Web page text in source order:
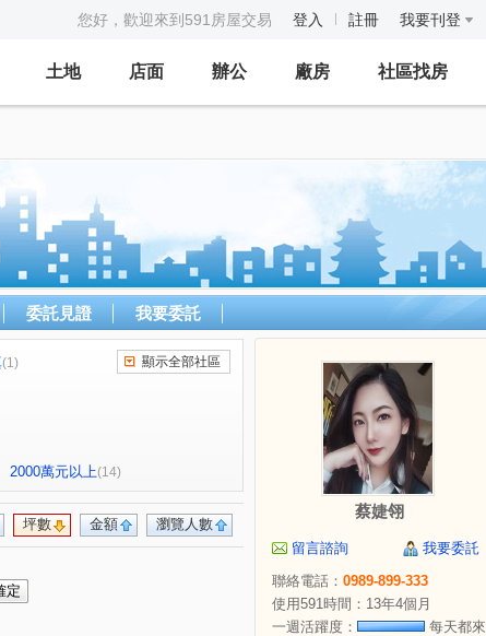
您好，歡迎來到591房屋交易 登入 註冊 我要刊登
土地 店面 辦公 廠房 社區找房
委託見證 我要委託
(1)
二街(2)
(1)
(1)
顯示全部社區
2000萬元以上(14)
瀏覽人數
金額
坪數
蔡婕翎
留言諮詢
我要委託
聯絡電話： 0989-899-333
使用591時間：13年4個月
一週活躍度：
每天都來